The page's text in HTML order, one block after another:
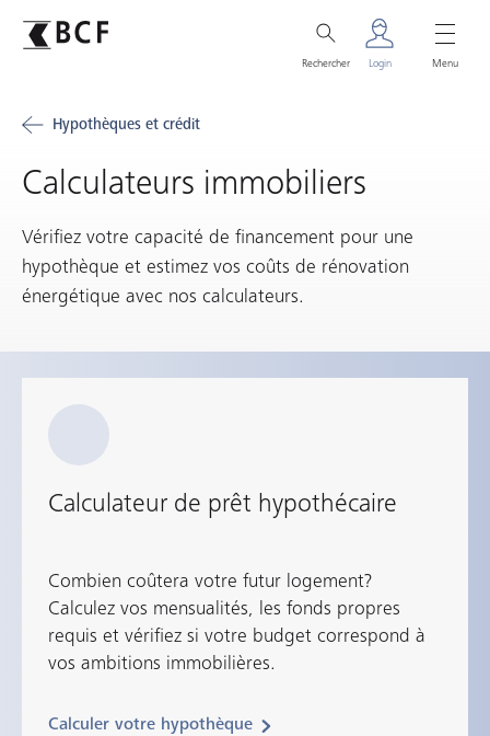
Rechercher Login Menu
Hypothèques et crédit
Calculateurs immobiliers
Vérifiez votre capacité de financement pour une
hypothèque et estimez vos coûts de rénovation
énergétique avec nos calculateurs.
Calculateur de prêt hypothécaire
Combien coûtera votre futur logement?
Calculez vos mensualités, les fonds propres
requis et vérifiez si votre budget correspond à
vos ambitions immobilières.
Calculer votre hypothèque